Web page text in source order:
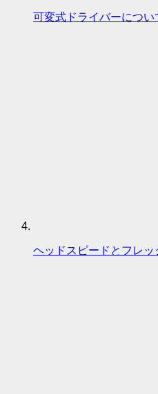
可変式ドライバーにつ
ヘッドスピードとフレ